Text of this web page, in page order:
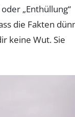
oder „Enthüllung“
die Fakten
keine Wut. Sie